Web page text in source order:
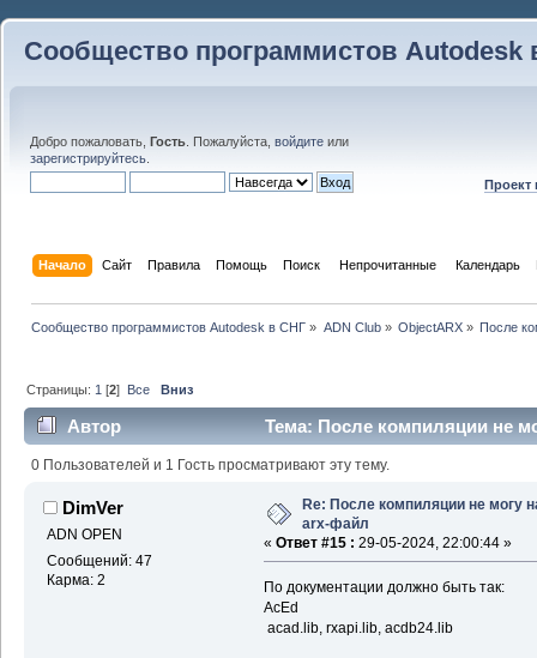
Сообщество программистов Autodesk
Добро пожаловать, Гость . Пожалуйста, войдите или
зарегистрируйтесь
Проект
Начало Сайт Правила Помощь Поиск Непрочитанные Календарь
Сообщество программистов Autodesk в СНГ » ADN Club» ObjectARX» После
Страницы: 1 [2] Все Вниз
Автор
Тема: После компиляции не
раз)
0 Пользователей и 1 Гость просматривают эту тему.
DimVer
ADN OPEN
Сообщений: 47
Карма: 2
Re: После компиляции не могу
arx-файл
« Ответ #15 : 29-05-2024, 22:00:44 »
По документации должно быть так:
AcEd
acad.lib, rxapi.lib, acdb24.lib